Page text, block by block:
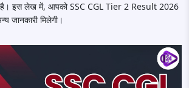
है। इस लेख में, आपको SSC CGL Tier 2 Result 2026
मिलेगी।